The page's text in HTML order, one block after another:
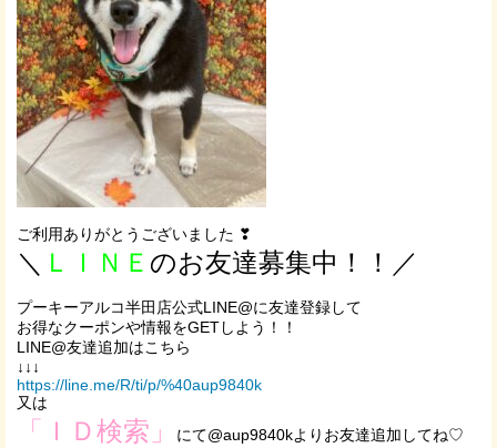
ご利用ありがとうございました ❣
＼ ＬＩＮＥ のお友達募集中！！／
プーキーアルコ半田店公式LINE@に友達登録して
お得なクーポンや情報をGETしよう！！
LINE@友達追加はこちら
↓↓↓
https://line.me/R/ti/p/%40aup9840k
又は
「ＩＤ検索」 にて@aup9840kよりお友達追加してね♡